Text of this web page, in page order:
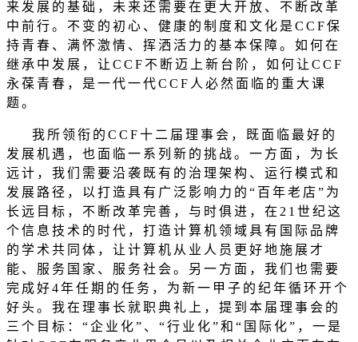
来发展的基础，未来还需要在更大开放、不断改革
中前行。不变的初心、健康的制度和文化是 CCF保
持青春、满怀激情、挥洒活力的基本保障。如何在
继承中发展，让 CCF 不断迈上新台阶，如何让 CCF
永葆青春，是一代一代CCF 人必然面临的重大课
题。
我所领衔的 CCF十二届理事会，既面临最好的
发展机遇，也面临一系列新的挑战。一方面，为长
远计，我们需要沿袭既有的治理架构、运行模式和
发展路径，以打造具有广泛影响力的 “ 百年老店” 为
长远目标，不断改革完善，与时俱进，在 21 世纪这
个信息技术的时代，打造计算机领域具有国际品牌
的学术共同体，让计算机从业人员更好地施展才
能、服务国家、服务社会。另一方面，我们也需要
完成好4年任期的任务，为新一甲子的纪年循环开个
好头。我在理事长就职典礼上，提到本届理事会的
三个目标： “企业化” 、 “行业化”和 “ 国际化” ，一是